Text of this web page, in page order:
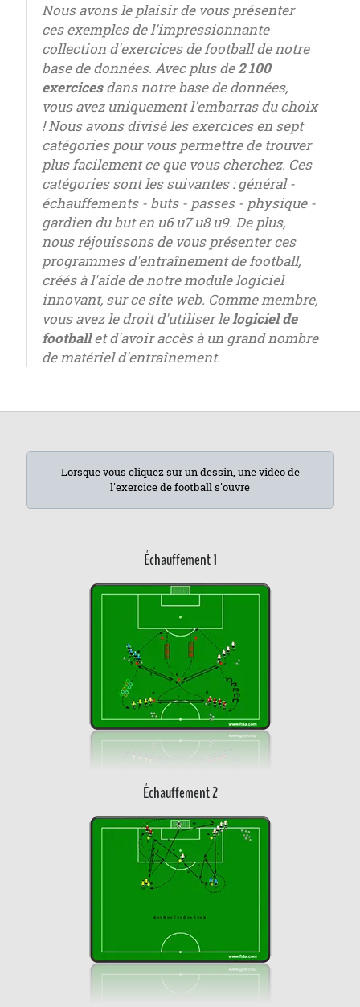
Nous avons le plaisir de vous présenter
ces exemples de l'impressionnante
collection d'exercices de football de notre
base de données. Avec plus de2 100
exercicesdans notre base de données,
vous avez uniquement l'embarras du choix
! Nous avons divisé les exercices en sept
catégories pour vous permettre de trouver
plus facilement ce que vous cherchez. Ces
catégories sont les suivantes : général -
échauffements - buts - passes - physique -
gardien du but en u6 u7 u8 u9. De plus,
nous réjouissons de vous présenter ces
programmes d'entraînement de football,
créés à l'aide de notre module logiciel
innovant, sur ce site web. Comme membre,
vous avez le droit d'utiliser lelogiciel de
footballet d'avoir accès à un grand nombre
de matériel d'entraînement.
Lorsque vous cliquez sur un dessin, une vidéo de
l'exercice de football s'ouvre
Échauffement 1
Échauffement 2